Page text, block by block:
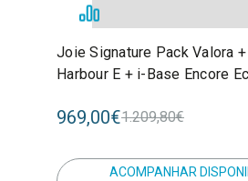
Joie Signature Pack Valora
Harbour E + i-Base Encore
969,00€1.209,80€
ACOMPANHAR